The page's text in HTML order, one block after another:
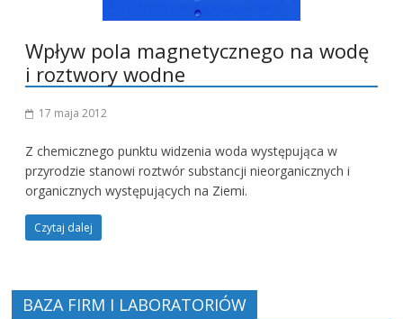
Wpływ pola magnetycznego na wodę
i roztwory wodne
17 maja 2012
Z chemicznego punktu widzenia woda występująca w
przyrodzie stanowi roztwór substancji nieorganicznych i
organicznych występujących na Ziemi.
Czytaj dalej
BAZA FIRM I LABORATORIÓW